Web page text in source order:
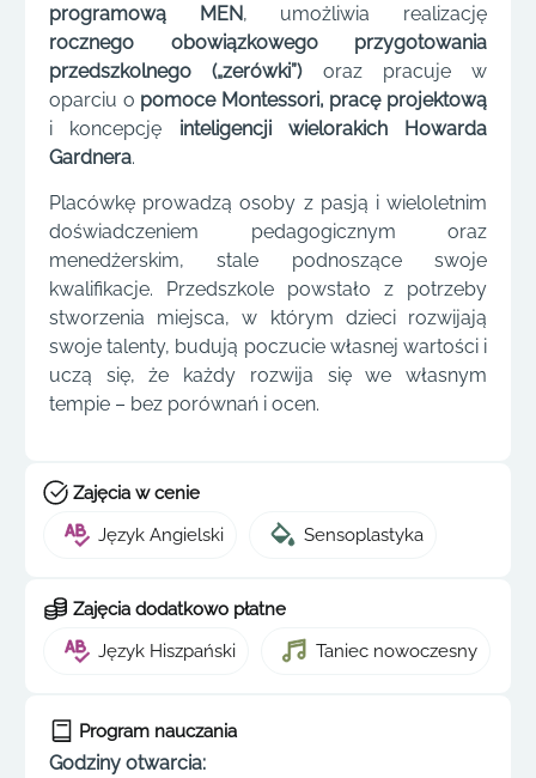
programową MEN, umożliwia realizację
rocznego obowiązkowego przygotowania
przedszkolnego („zerówki”)oraz pracuje w
oparciu o pomoce Montessori, pracę projektową
i koncepcję inteligencji wielorakich Howarda
Gardnera.
Placówkę prowadzą osoby z pasją i wieloletnim
doświadczeniem pedagogicznym oraz
menedżerskim, stale podnoszące swoje
kwalifikacje. Przedszkole powstało z potrzeby
stworzenia miejsca, w którym dzieci rozwijają
swoje talenty, budują poczucie własnej wartości i
uczą się, że każdy rozwija się we własnym
tempie – bez porównań i ocen.
Zajęcia w cenie
Język Angielski
Sensoplastyka
Zajęcia dodatkowo płatne
Język Hiszpański
Taniec nowoczesny
Program nauczania
Godziny otwarcia: